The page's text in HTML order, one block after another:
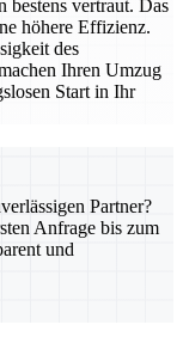
bestens vertraut. Das
höhere Effizienz.
des
Ihren Umzug
Start in Ihr
Partner?
Anfrage bis zum
und